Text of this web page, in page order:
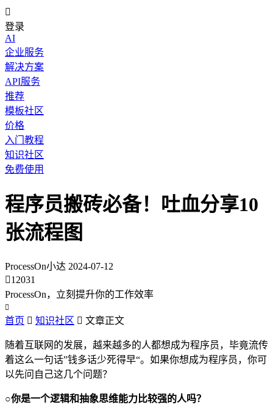

登录
AI
企业服务
解决方案
API服务
推荐
模板社区
价格
入门教程
知识社区
免费使用
程序员搬砖必备！吐血分享10
张流程图
ProcessOn小达 2024-07-12
12031
ProcessOn，立刻提升你的工作效率

首页  知识社区  文章正文
随着互联网的发展，越来越多的人都想成为程序员，毕竟流传
着这么一句话”钱多话少死得早“。如果你想成为程序员，你可
以先问自己这几个问题？
○你是一个逻辑和抽象思维能力比较强的人吗？